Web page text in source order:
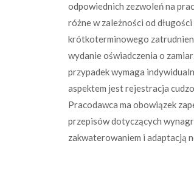
odpowiednich zezwoleń na
różne w zależności od
krótkoterminowego
wydanie oświadczenia o
przypadek wymaga
aspektem jest rejestracja
Pracodawca ma obowiązek
przepisów dotyczących
zakwaterowaniem i adaptacją